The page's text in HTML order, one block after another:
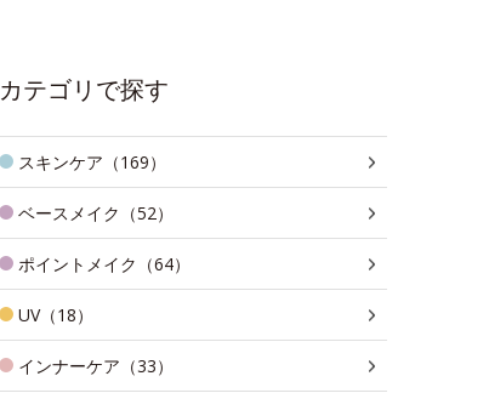
カテゴリで探す
スキンケア（169）
ベースメイク（52）
ポイントメイク（64）
UV（18）
インナーケア（33）